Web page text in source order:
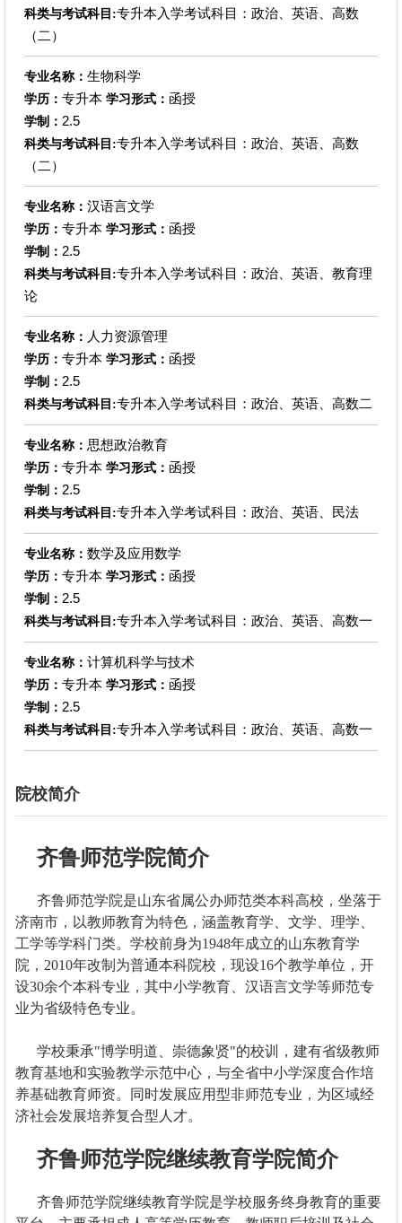
科类与考试科目:专升本入学考试科目：政治、英语、高数
（二）
专业名称： 生物科学
学历： 专升本 学习形式： 函授
学制： 2.5
科类与考试科目:专升本入学考试科目：政治、英语、高数
（二）
专业名称： 汉语言文学
学历： 专升本 学习形式： 函授
学制： 2.5
科类与考试科目:专升本入学考试科目：政治、英语、教育理
论
专业名称： 人力资源管理
学历： 专升本 学习形式： 函授
学制： 2.5
科类与考试科目:专升本入学考试科目：政治、英语、高数二
专业名称： 思想政治教育
学历： 专升本 学习形式： 函授
学制： 2.5
科类与考试科目:专升本入学考试科目：政治、英语、民法
专业名称： 数学及应用数学
学历： 专升本 学习形式： 函授
学制： 2.5
科类与考试科目:专升本入学考试科目：政治、英语、高数一
专业名称： 计算机科学与技术
学历： 专升本 学习形式： 函授
学制： 2.5
科类与考试科目:专升本入学考试科目：政治、英语、高数一
院校简介
齐鲁师范学院简介
齐鲁师范学院是山东省属公办师范类本科高校，坐落于
济南市，以教师教育为特色，涵盖教育学、文学、理学、
工学等学科门类。学校前身为1948年成立的山东教育学
院，2010年改制为普通本科院校，现设16个教学单位，开
设30余个本科专业，其中小学教育、汉语言文学等师范专
业为省级特色专业。
学校秉承"博学明道、崇德象贤"的校训，建有省级教师
教育基地和实验教学示范中心，与全省中小学深度合作培
养基础教育师资。同时发展应用型非师范专业，为区域经
济社会发展培养复合型人才。
齐鲁师范学院继续教育学院简介
齐鲁师范学院继续教育学院是学校服务终身教育的重要